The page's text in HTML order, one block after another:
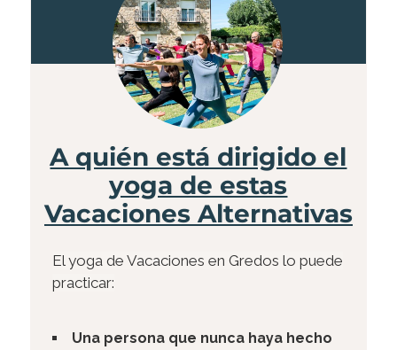
A quién está dirigido el
yoga de estas
Vacaciones Alternativas​
El yoga de Vacaciones en Gredos lo puede
practicar:
Una persona que nunca haya hecho